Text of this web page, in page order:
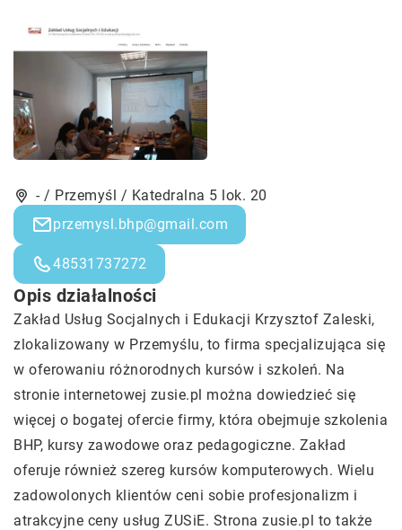
- / Przemyśl / Katedralna 5 lok. 20
przemysl.bhp@gmail.com
48531737272
Opis działalności
Zakład Usług Socjalnych i Edukacji Krzysztof Zaleski,
zlokalizowany w Przemyślu, to firma specjalizująca się
w oferowaniu różnorodnych kursów i szkoleń. Na
stronie internetowej zusie.pl można dowiedzieć się
więcej o bogatej ofercie firmy, która obejmuje szkolenia
BHP, kursy zawodowe oraz pedagogiczne. Zakład
oferuje również szereg kursów komputerowych. Wielu
zadowolonych klientów ceni sobie profesjonalizm i
atrakcyjne ceny usług ZUSiE. Strona zusie.pl to także